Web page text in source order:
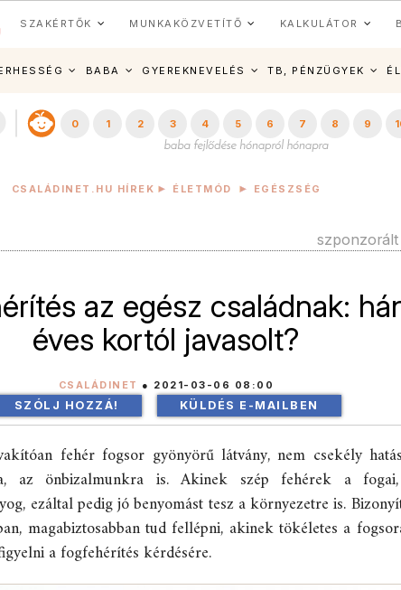
SZAKÉRTŐK MUNKAKÖZVETÍTŐ KALKULÁTOR
BABA GYEREKNEVELÉS TB, PÉNZÜGYEK
0 1 2 3 4 5 6 7 8 9
CSALÁDINET.HU HÍREK ÉLETMÓD EGÉSZSÉG
szponzorált
az egész családnak:
éves kortól javasolt?
CSALÁDINET ● 2021-03-06 08:00
SZÓLJ HOZZÁ! KÜLDÉS E-MAILBEN
fehér fogsor gyönyörű látvány, nem csekély
az önbizalmunkra is. Akinek szép fehérek a
ezáltal pedig jó benyomást tesz a környezetre is.
magabiztosabban tud fellépni, akinek tökéletes a
a fogfehérítés kérdésére.